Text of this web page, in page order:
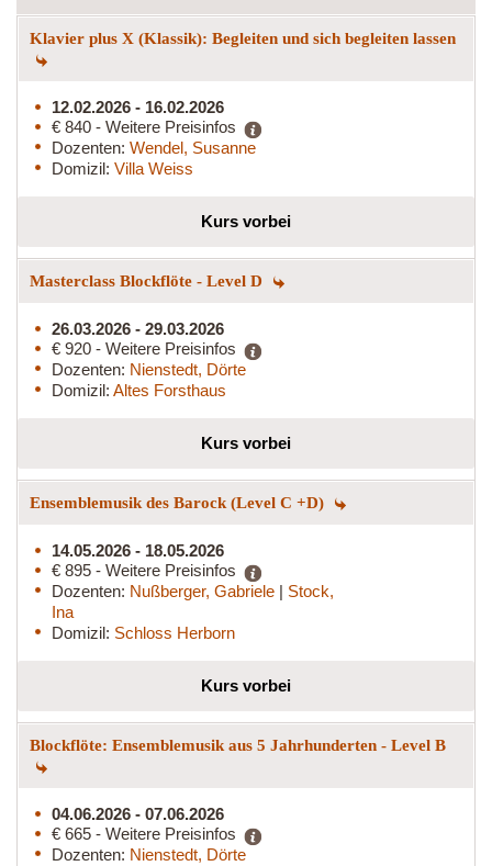
Klavier plus X (Klassik): Begleiten und sich begleiten lassen
12.02.2026 - 16.02.2026
€ 840 - Weitere Preisinfos
Dozenten: Wendel, Susanne
Domizil: Villa Weiss
Kurs vorbei
Masterclass Blockflöte - Level D
26.03.2026 - 29.03.2026
€ 920 - Weitere Preisinfos
Dozenten: Nienstedt, Dörte
Domizil: Altes Forsthaus
Kurs vorbei
Ensemblemusik des Barock (Level C +D)
14.05.2026 - 18.05.2026
€ 895 - Weitere Preisinfos
Dozenten: Nußberger, Gabriele | Stock,
Ina
Domizil: Schloss Herborn
Kurs vorbei
Blockflöte: Ensemblemusik aus 5 Jahrhunderten - Level B
04.06.2026 - 07.06.2026
€ 665 - Weitere Preisinfos
Dozenten: Nienstedt, Dörte